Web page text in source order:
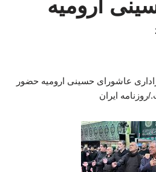
ارومیه
عاشورای حسینی ارومیه حضور
روزنامه ایران